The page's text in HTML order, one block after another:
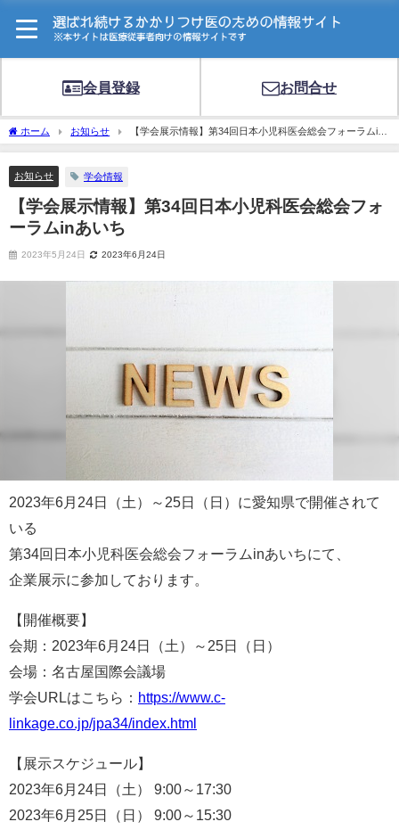
会員登録 お問合せ
ホーム お知らせ
【学会展示情報】第34回日本小児科医会総会フォーラムin
あいち
お知らせ 学会情報
【学会展示情報】第34回日本小児科医会総会フォ
ーラムinあいち
2023年5月24日 2023年6月24日
2023年6月24日（土）～25日（日）に愛知県で開催されて
いる
第34回日本小児科医会総会フォーラムinあいちにて、
企業展示に参加しております。
【開催概要】
会期：2023年6月24日（土）～25日（日）
会場：名古屋国際会議場
学会URLはこちら： https://www.c-
linkage.co.jp/jpa34/index.html
【展示スケジュール】
2023年6月24日（土） 9:00～17:30
2023年6月25日（日） 9:00～15:30